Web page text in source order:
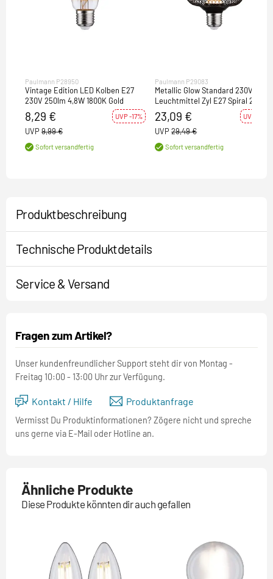
Paulmann P28950
Vintage Edition LED Kolben E27
230V 250lm 4,8W 1800K Gold
8,29 € UVP -17%
UVP 9,99 €
Sofort versandfertig
Paulmann P29083
Metallic Glow Standard 230V LED
Leuchtmittel Zyl E27 Spiral 200lm
23,09 € UVP -22%
UVP 29,49 €
Sofort versandfertig
Produktbeschreibung
Technische Produktdetails
Service & Versand
Fragen zum Artikel?
Unser kundenfreundlicher Support steht dir von Montag -
Freitag 10:00 - 13:00 Uhr zur Verfügung.
Kontakt / Hilfe Produktanfrage
Vermisst Du Produktinformationen? Zögere nicht und spreche
uns gerne via E-Mail oder Hotline an.
Ähnliche Produkte
Diese Produkte könnten dir auch gefallen